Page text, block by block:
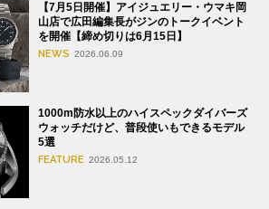
【7月5日開催】アイジュエリー・ウマキ岡
山店で広田編集長がジンのトークイベント
を開催【締め切りは6月15日】
NEWS 2026.06.09
1000m防水以上のハイスペックダイバーズ
ウォッチだけど、普段使いもできるモデル
5選
FEATURE 2026.05.12